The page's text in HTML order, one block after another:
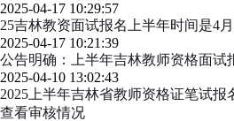
2025-04-17 10:29:57
25吉林教资面试报名上半年时间是4
2025-04-17 10:21:39
公告明确：上半年吉林教师资格面试
2025-04-10 13:02:43
2025上半年吉林省教师资格证笔试报
查看审核情况